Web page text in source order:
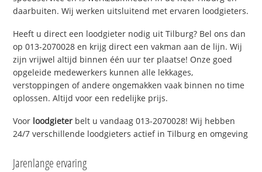
daarbuiten. Wij werken uitsluitend met ervaren loodgieters.
Heeft u direct een loodgieter nodig uit Tilburg? Bel ons dan
op 013-2070028 en krijg direct een vakman aan de lijn. Wij
zijn vrijwel altijd binnen één uur ter plaatse! Onze goed
opgeleide medewerkers kunnen alle lekkages,
verstoppingen of andere ongemakken vaak binnen no time
oplossen. Altijd voor een redelijke prijs.
Voor loodgieter belt u vandaag 013-2070028! Wij hebben
24/7 verschillende loodgieters actief in Tilburg en omgeving
Jarenlange ervaring